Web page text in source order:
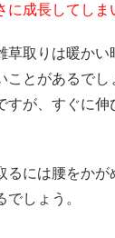
に成長してしま
草取りは暖か
ことがあるで
すが、すぐに
るには腰をか
でしょう。